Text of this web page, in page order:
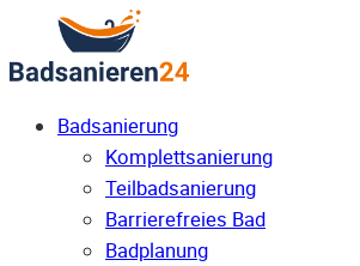
Badsanierung
Komplettsanierung
Teilbadsanierung
Barrierefreies Bad
Badplanung